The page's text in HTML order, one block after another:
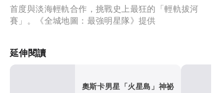
首度與淡海輕軌合作，挑戰史上最狂的「輕軌拔河
賽」。《全城地圖：最強明星隊》提供
延伸閱讀
奧斯卡男星「火星島」神祕